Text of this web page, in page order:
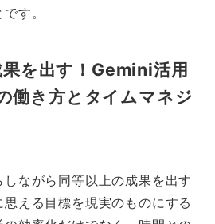
す。
を出す！Gemini活用
働き方とタイムマネジ
ながら同等以上の成果を出す
える目標を現実のものにする